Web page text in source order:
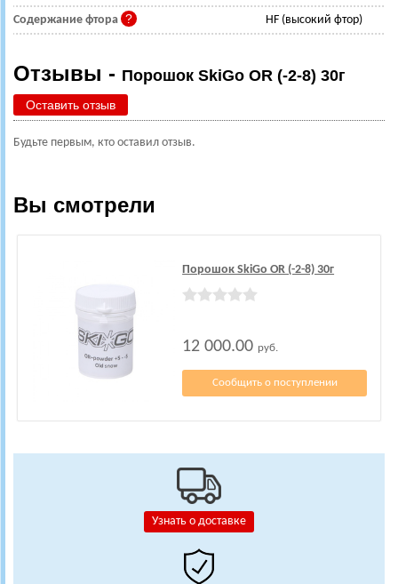
Узнать о доставке
Содержание фтора HF (высокий фтор)
Отзывы - Порошок SkiGo OR (-2-8) 30г
Оставить отзыв
Будьте первым, кто оставил отзыв.
Вы смотрели
Порошок SkiGo OR (-2-8) 30г
12 000.00 руб.
Сообщить о поступлении